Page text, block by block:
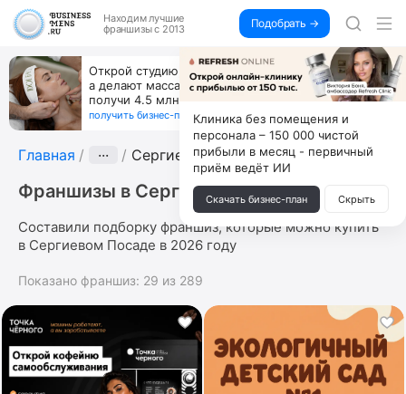
Находим лучшие
франшизы с 2013
Подобрать →
За 90 тыс. открой магазин на Авито, дома ни
коробок, ни товара, ни склада, зато каждый месяц
+125 тыс. чистыми
получить бизнес-план ↓
Главная ··· Сергиев Посад
Франшизы в Сергиевом Посаде
Составили подборку франшиз, которые можно купить
в Сергиевом Посаде в 2026 году
Показано франшиз: 29 из 289
Клиника без помещения и
персонала – 150 000 чистой
прибыли в месяц - первичный
приём ведёт ИИ
Скачать бизнес-план Скрыть